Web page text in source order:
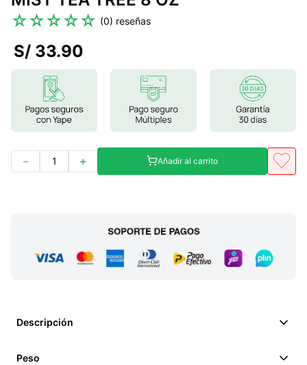
5 .
glicinato magnesio
magnesio
9.
stevia
☆☆☆☆☆ (0)
S/ 33.90
＋
－ Añadir al carrito
Descripción
Peso